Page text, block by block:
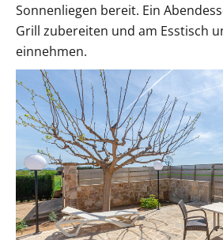
Sonnenliegen bereit. Ein
Grill zubereiten und am Esstisch
einnehmen.